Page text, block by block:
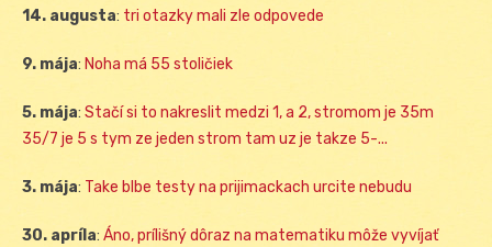
14. augusta: tri otazky mali zle odpovede
9. mája: Noha má 55 stoličiek
5. mája: Stačí si to nakreslit medzi 1, a 2, stromom je 35m
35/7 je 5 s tym ze jeden strom tam uz je takze 5-...
3. mája: Take blbe testy na prijimackach urcite nebudu
30. apríla: Áno, prílišný dôraz na matematiku môže vyvíjať